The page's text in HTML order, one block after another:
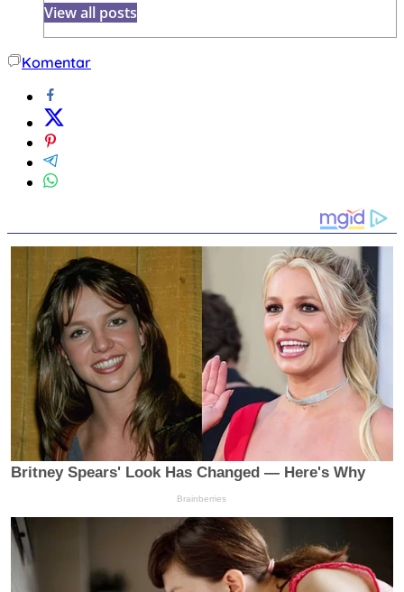
View all posts
Komentar